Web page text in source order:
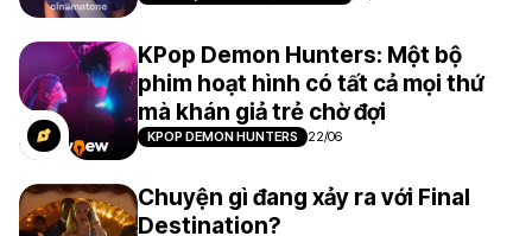
KPop Demon Hunters: Một bộ
phim hoạt hình có tất cả mọi thứ
mà khán giả trẻ chờ đợi
KPOP DEMON HUNTERS 22/06
Chuyện gì đang xảy ra với Final
Destination?